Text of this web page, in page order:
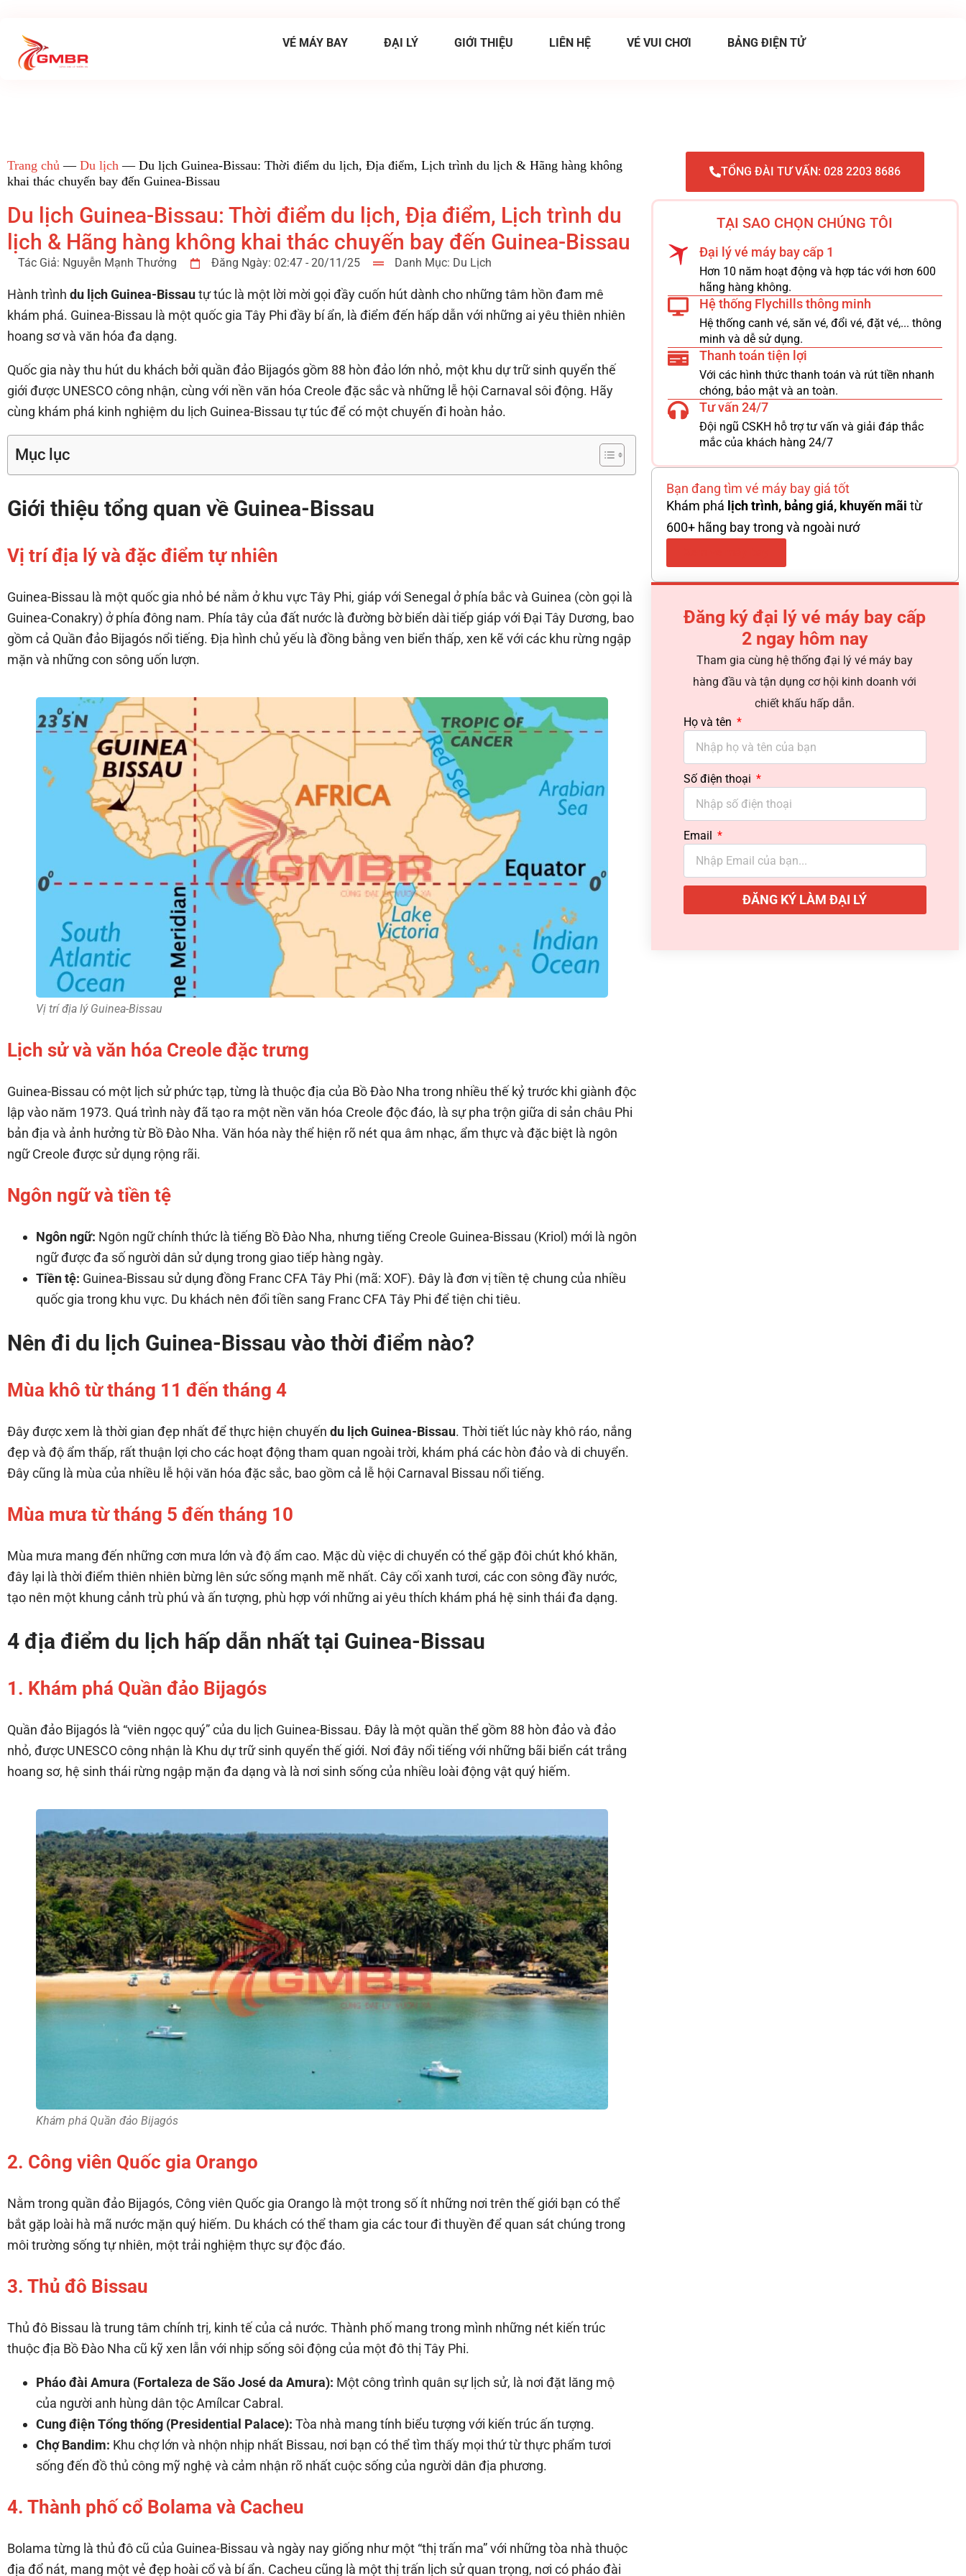
VÉ MÁY BAY ĐẠI LÝ GIỚI THIỆU LIÊN HỆ VÉ VUI CHƠI BẢNG ĐIỆN TỬ
Trang chủ — Du lịch — Du lịch Guinea-Bissau: Thời điểm du lịch, Địa điểm, Lịch trình du lịch & Hãng hàng không
khai thác chuyến bay đến Guinea-Bissau
Du lịch Guinea-Bissau: Thời điểm du lịch, Địa điểm, Lịch trình du
lịch & Hãng hàng không khai thác chuyến bay đến Guinea-Bissau
Tác Giả: Nguyễn Mạnh Thưởng Đăng Ngày: 02:47 - 20/11/25 Danh Mục: Du Lịch
Hành trình du lịch Guinea-Bissautự túc là một lời mời gọi đầy cuốn hút dành cho những tâm hồn đam mê
khám phá. Guinea-Bissau là một quốc gia Tây Phi đầy bí ẩn, là điểm đến hấp dẫn với những ai yêu thiên nhiên
hoang sơ và văn hóa đa dạng.
Quốc gia này thu hút du khách bởi quần đảo Bijagós gồm 88 hòn đảo lớn nhỏ, một khu dự trữ sinh quyển thế
giới được UNESCO công nhận, cùng với nền văn hóa Creole đặc sắc và những lễ hội Carnaval sôi động. Hãy
cùng khám phá kinh nghiệm du lịch Guinea-Bissau tự túc để có một chuyến đi hoàn hảo.
Mục lục
Giới thiệu tổng quan về Guinea-Bissau
Vị trí địa lý và đặc điểm tự nhiên
Guinea-Bissau là một quốc gia nhỏ bé nằm ở khu vực Tây Phi, giáp với Senegal ở phía bắc và Guinea (còn gọi là
Guinea-Conakry) ở phía đông nam. Phía tây của đất nước là đường bờ biển dài tiếp giáp với Đại Tây Dương, bao
gồm cả Quần đảo Bijagós nổi tiếng. Địa hình chủ yếu là đồng bằng ven biển thấp, xen kẽ với các khu rừng ngập
mặn và những con sông uốn lượn.
Vị trí địa lý Guinea-Bissau
Lịch sử và văn hóa Creole đặc trưng
Guinea-Bissau có một lịch sử phức tạp, từng là thuộc địa của Bồ Đào Nha trong nhiều thế kỷ trước khi giành độc
lập vào năm 1973. Quá trình này đã tạo ra một nền văn hóa Creole độc đáo, là sự pha trộn giữa di sản châu Phi
bản địa và ảnh hưởng từ Bồ Đào Nha. Văn hóa này thể hiện rõ nét qua âm nhạc, ẩm thực và đặc biệt là ngôn
ngữ Creole được sử dụng rộng rãi.
Ngôn ngữ và tiền tệ
Ngôn ngữ: Ngôn ngữ chính thức là tiếng Bồ Đào Nha, nhưng tiếng Creole Guinea-Bissau (Kriol) mới là ngôn
ngữ được đa số người dân sử dụng trong giao tiếp hàng ngày.
Tiền tệ: Guinea-Bissau sử dụng đồng Franc CFA Tây Phi (mã: XOF). Đây là đơn vị tiền tệ chung của nhiều
quốc gia trong khu vực. Du khách nên đổi tiền sang Franc CFA Tây Phi để tiện chi tiêu.
Nên đi du lịch Guinea-Bissau vào thời điểm nào?
Mùa khô từ tháng 11 đến tháng 4
Đây được xem là thời gian đẹp nhất để thực hiện chuyến du lịch Guinea-Bissau. Thời tiết lúc này khô ráo, nắng
đẹp và độ ẩm thấp, rất thuận lợi cho các hoạt động tham quan ngoài trời, khám phá các hòn đảo và di chuyển.
Đây cũng là mùa của nhiều lễ hội văn hóa đặc sắc, bao gồm cả lễ hội Carnaval Bissau nổi tiếng.
Mùa mưa từ tháng 5 đến tháng 10
Mùa mưa mang đến những cơn mưa lớn và độ ẩm cao. Mặc dù việc di chuyển có thể gặp đôi chút khó khăn,
đây lại là thời điểm thiên nhiên bừng lên sức sống mạnh mẽ nhất. Cây cối xanh tươi, các con sông đầy nước,
tạo nên một khung cảnh trù phú và ấn tượng, phù hợp với những ai yêu thích khám phá hệ sinh thái đa dạng.
4 địa điểm du lịch hấp dẫn nhất tại Guinea-Bissau
1. Khám phá Quần đảo Bijagós
Quần đảo Bijagós là “viên ngọc quý” của du lịch Guinea-Bissau. Đây là một quần thể gồm 88 hòn đảo và đảo
nhỏ, được UNESCO công nhận là Khu dự trữ sinh quyển thế giới. Nơi đây nổi tiếng với những bãi biển cát trắng
hoang sơ, hệ sinh thái rừng ngập mặn đa dạng và là nơi sinh sống của nhiều loài động vật quý hiếm.
Khám phá Quần đảo Bijagós
2. Công viên Quốc gia Orango
Nằm trong quần đảo Bijagós, Công viên Quốc gia Orango là một trong số ít những nơi trên thế giới bạn có thể
bắt gặp loài hà mã nước mặn quý hiếm. Du khách có thể tham gia các tour đi thuyền để quan sát chúng trong
môi trường sống tự nhiên, một trải nghiệm thực sự độc đáo.
3. Thủ đô Bissau
Thủ đô Bissau là trung tâm chính trị, kinh tế của cả nước. Thành phố mang trong mình những nét kiến trúc
thuộc địa Bồ Đào Nha cũ kỹ xen lẫn với nhịp sống sôi động của một đô thị Tây Phi.
Pháo đài Amura (Fortaleza de São José da Amura): Một công trình quân sự lịch sử, là nơi đặt lăng mộ
của người anh hùng dân tộc Amílcar Cabral.
Cung điện Tổng thống (Presidential Palace): Tòa nhà mang tính biểu tượng với kiến trúc ấn tượng.
Chợ Bandim: Khu chợ lớn và nhộn nhịp nhất Bissau, nơi bạn có thể tìm thấy mọi thứ từ thực phẩm tươi
sống đến đồ thủ công mỹ nghệ và cảm nhận rõ nhất cuộc sống của người dân địa phương.
4. Thành phố cổ Bolama và Cacheu
Bolama từng là thủ đô cũ của Guinea-Bissau và ngày nay giống như một “thị trấn ma” với những tòa nhà thuộc
địa đổ nát, mang một vẻ đẹp hoài cổ và bí ẩn. Cacheu cũng là một thị trấn lịch sử quan trọng, nơi có pháo đài
TỔNG ĐÀI TƯ VẤN: 028 2203 8686
TẠI SAO CHỌN CHÚNG TÔI
Đại lý vé máy bay cấp 1
Hơn 10 năm hoạt động và hợp tác với hơn 600
hãng hàng không.
Hệ thống Flychills thông minh
Hệ thống canh vé, săn vé, đổi vé, đặt vé,... thông
minh và dễ sử dụng.
Thanh toán tiện lợi
Với các hình thức thanh toán và rút tiền nhanh
chóng, bảo mật và an toàn.
Tư vấn 24/7
Đội ngũ CSKH hỗ trợ tư vấn và giải đáp thắc
mắc của khách hàng 24/7
Bạn đang tìm vé máy bay giá tốt
Khám phá lịch trình, bảng giá, khuyến mãi từ
600+ hãng bay trong và ngoài nướ
Đăng ký đại lý vé máy bay cấp
2 ngay hôm nay
Tham gia cùng hệ thống đại lý vé máy bay
hàng đầu và tận dụng cơ hội kinh doanh với
chiết khấu hấp dẫn.
Họ và tên
Số điện thoại
Email
ĐĂNG KÝ LÀM ĐẠI LÝ